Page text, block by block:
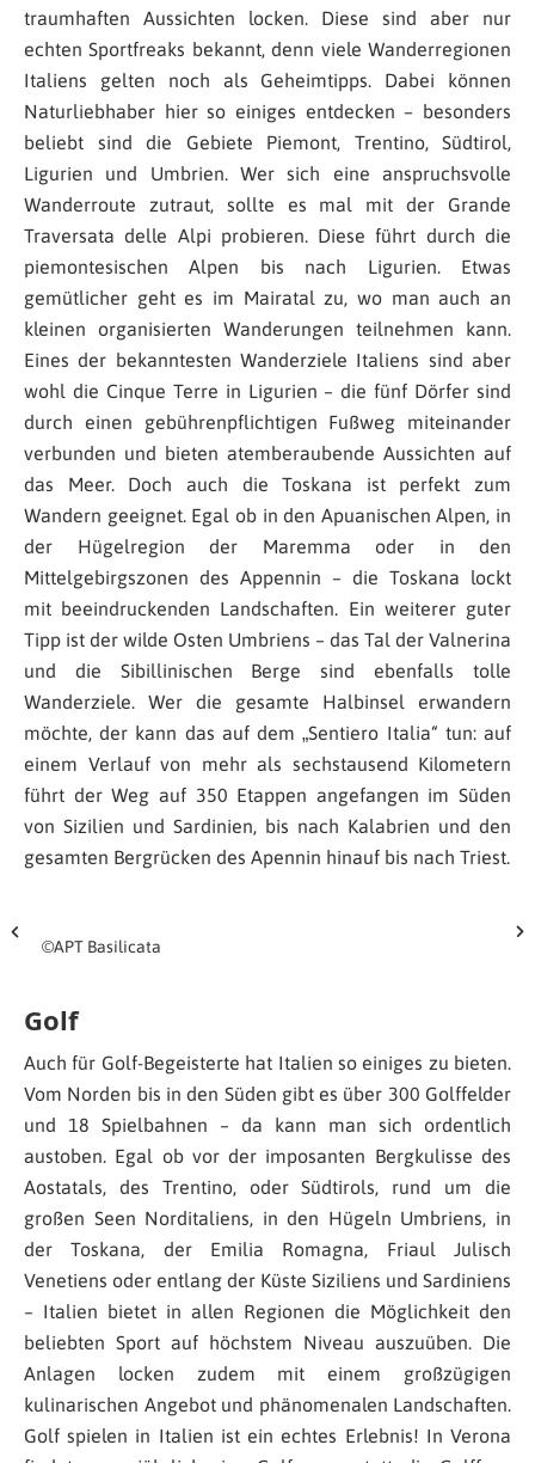
traumhaften Aussichten locken. Diese sind aber nur
echten Sportfreaks bekannt, denn viele Wanderregionen
Italiens gelten noch als Geheimtipps. Dabei können
Naturliebhaber hier so einiges entdecken – besonders
beliebt sind die Gebiete Piemont, Trentino, Südtirol,
Ligurien und Umbrien. Wer sich eine anspruchsvolle
Wanderroute zutraut, sollte es mal mit der Grande
Traversata delle Alpi probieren. Diese führt durch die
piemontesischen Alpen bis nach Ligurien. Etwas
gemütlicher geht es im Mairatal zu, wo man auch an
kleinen organisierten Wanderungen teilnehmen kann.
Eines der bekanntesten Wanderziele Italiens sind aber
wohl die Cinque Terre in Ligurien – die fünf Dörfer sind
durch einen gebührenpflichtigen Fußweg miteinander
verbunden und bieten atemberaubende Aussichten auf
das Meer. Doch auch die Toskana ist perfekt zum
Wandern geeignet. Egal ob in den Apuanischen Alpen, in
der Hügelregion der Maremma oder in den
Mittelgebirgszonen des Appennin – die Toskana lockt
mit beeindruckenden Landschaften. Ein weiterer guter
Tipp ist der wilde Osten Umbriens – das Tal der Valnerina
und die Sibillinischen Berge sind ebenfalls tolle
Wanderziele. Wer die gesamte Halbinsel erwandern
möchte, der kann das auf dem „Sentiero Italia“ tun: auf
einem Verlauf von mehr als sechstausend Kilometern
führt der Weg auf 350 Etappen angefangen im Süden
von Sizilien und Sardinien, bis nach Kalabrien und den
gesamten Bergrücken des Apennin hinauf bis nach Triest.
©APT Basilicata
Golf
Auch für Golf-Begeisterte hat Italien so einiges zu bieten.
Vom Norden bis in den Süden gibt es über 300 Golffelder
und 18 Spielbahnen – da kann man sich ordentlich
austoben. Egal ob vor der imposanten Bergkulisse des
Aostatals, des Trentino, oder Südtirols, rund um die
großen Seen Norditaliens, in den Hügeln Umbriens, in
der Toskana, der Emilia Romagna, Friaul Julisch
Venetiens oder entlang der Küste Siziliens und Sardiniens
– Italien bietet in allen Regionen die Möglichkeit den
beliebten Sport auf höchstem Niveau auszuüben. Die
Anlagen locken zudem mit einem großzügigen
kulinarischen Angebot und phänomenalen Landschaften.
Golf spielen in Italien ist ein echtes Erlebnis! In Verona